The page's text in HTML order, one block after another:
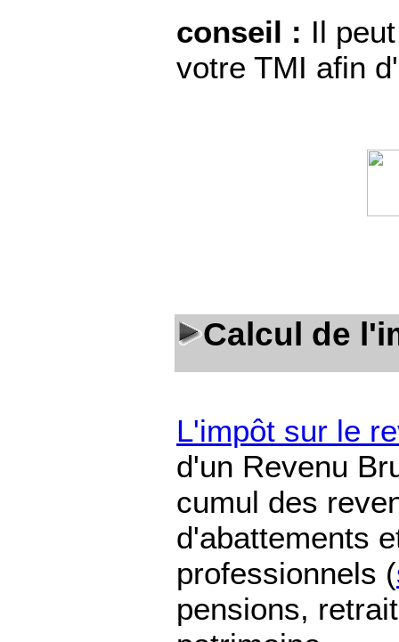
conseil : Il
votre TMI afin
Calcul de
L'impôt sur le
d'un Revenu
cumul des
d'abattements
professionnels (
pensions,